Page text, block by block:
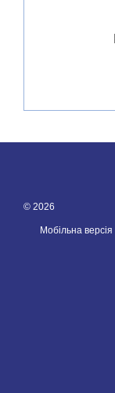
© 2026
Мобільна версія